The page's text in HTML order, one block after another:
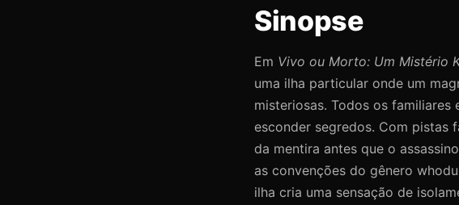
Sinopse
Em Vivo ou Morto: Um Mistério
uma ilha particular onde um
misteriosas. Todos os
esconder segredos. Com pistas
da mentira antes que o
as convenções do gênero
ilha cria uma sensação de